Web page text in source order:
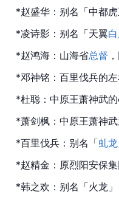
*赵盛华：别名「中都
*凌诗影：别名「天翼
*赵鸿海：山海省总督
*邓神铭：百里伐兵的
*杜聪：中原王萧神武
*萧剑枫：中原王萧神
*百里伐兵：别名「虬龙
*赵精金：原烈阳安保
*韩之欢：别名「火龙